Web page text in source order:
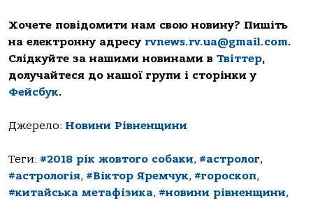
Хочете повідомити нам свою новину? Пишіть
на електронну адресу rvnews.rv.ua@gmail.com.
Слідкуйте за нашими новинами в Твіттер,
долучайтеся до нашої групи і сторінки у
Фейсбук.
Джерело: Новини Рівненщини
Теги: #2018 рік жовтого собаки, #астролог,
#астрологія, #Віктор Яремчук, #гороскоп,
#китайська метафізика, #новини рівненщини,